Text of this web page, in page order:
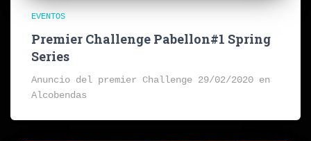
EVENTOS
Premier Challenge Pabellon#1 Spring
Series
Anuncio del premier Challenge 29/02/2020 en
Alcobendas